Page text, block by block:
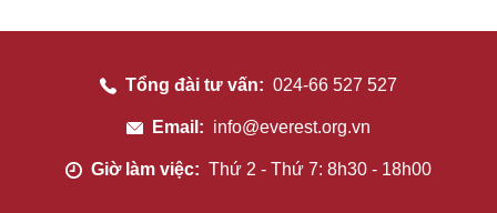
Tổng đài tư vấn: 024-66 527 527
Email: info@everest.org.vn
Giờ làm việc: Thứ 2 - Thứ 7: 8h30 - 18h00